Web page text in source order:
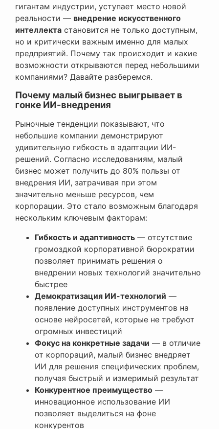
гигантам индустрии, уступает место новой
реальности — внедрение искусственного
интеллекта становится не только доступным,
но и критически важным именно для малых
предприятий. Почему так происходит и какие
возможности открываются перед небольшими
компаниями? Давайте разберемся.
Почему малый бизнес выигрывает в
гонке ИИ-внедрения
Рыночные тенденции показывают, что
небольшие компании демонстрируют
удивительную гибкость в адаптации ИИ-
решений. Согласно исследованиям, малый
бизнес может получить до 80% пользы от
внедрения ИИ, затрачивая при этом
значительно меньше ресурсов, чем
корпорации. Это стало возможным благодаря
нескольким ключевым факторам:
Гибкость и адаптивность — отсутствие
громоздкой корпоративной бюрократии
позволяет принимать решения о
внедрении новых технологий значительно
быстрее
Демократизация ИИ-технологий —
появление доступных инструментов на
основе нейросетей, которые не требуют
огромных инвестиций
Фокус на конкретные задачи — в отличие
от корпораций, малый бизнес внедряет
ИИ для решения специфических проблем,
получая быстрый и измеримый результат
Конкурентное преимущество —
инновационное использование ИИ
позволяет выделиться на фоне
конкурентов